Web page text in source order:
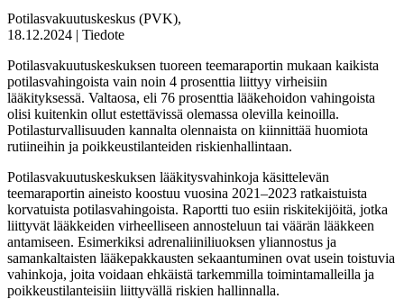
Potilasvakuutuskeskus (PVK),
18.12.2024 | Tiedote
Potilasvakuutuskeskuksen tuoreen teemaraportin mukaan kaikista
potilasvahingoista vain noin 4 prosenttia liittyy virheisiin
lääkityksessä. Valtaosa, eli 76 prosenttia lääkehoidon vahingoista
olisi kuitenkin ollut estettävissä olemassa olevilla keinoilla.
Potilasturvallisuuden kannalta olennaista on kiinnittää huomiota
rutiineihin ja poikkeustilanteiden riskienhallintaan.
Potilasvakuutuskeskuksen lääkitysvahinkoja käsittelevän
teemaraportin aineisto koostuu vuosina 2021–2023 ratkaistuista
korvatuista potilasvahingoista. Raportti tuo esiin riskitekijöitä, jotka
liittyvät lääkkeiden virheelliseen annosteluun tai väärän lääkkeen
antamiseen. Esimerkiksi adrenaliiniliuoksen yliannostus ja
samankaltaisten lääkepakkausten sekaantuminen ovat usein toistuvia
vahinkoja, joita voidaan ehkäistä tarkemmilla toimintamalleilla ja
poikkeustilanteisiin liittyvällä riskien hallinnalla.